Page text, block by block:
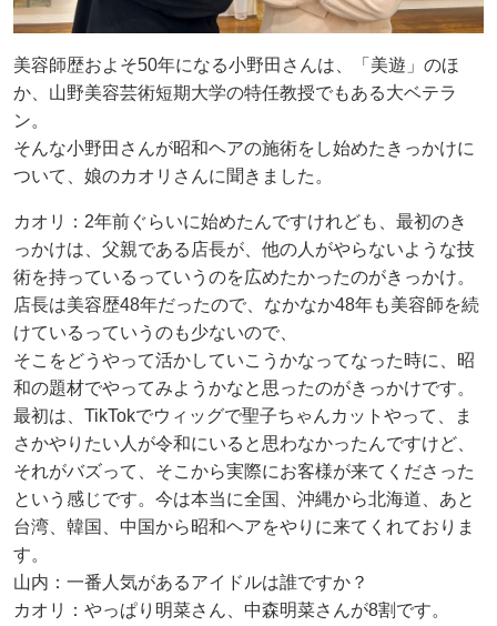
美容師歴およそ50年になる小野田さんは、「美遊」のほ
か、山野美容芸術短期大学の特任教授でもある大ベテラ
ン。
そんな小野田さんが昭和ヘアの施術をし始めたきっかけに
ついて、娘のカオリさんに聞きました。
カオリ：2年前ぐらいに始めたんですけれども、最初のき
っかけは、父親である店長が、他の人がやらないような技
術を持っているっていうのを広めたかったのがきっかけ。
店長は美容歴48年だったので、なかなか48年も美容師を続
けているっていうのも少ないので、
そこをどうやって活かしていこうかなってなった時に、昭
和の題材でやってみようかなと思ったのがきっかけです。
最初は、TikTokでウィッグで聖子ちゃんカットやって、ま
さかやりたい人が令和にいると思わなかったんですけど、
それがバズって、そこから実際にお客様が来てくださった
という感じです。今は本当に全国、沖縄から北海道、あと
台湾、韓国、中国から昭和ヘアをやりに来てくれておりま
す。
山内：一番人気があるアイドルは誰ですか？
カオリ：やっぱり明菜さん、中森明菜さんが8割です。